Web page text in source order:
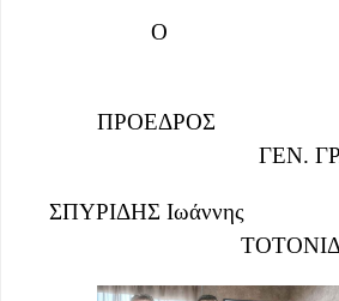
ΓΕΝ.
ΣΠΥΡΙΔΗΣ
ΤΟΤΟΝΙΔΗΣ